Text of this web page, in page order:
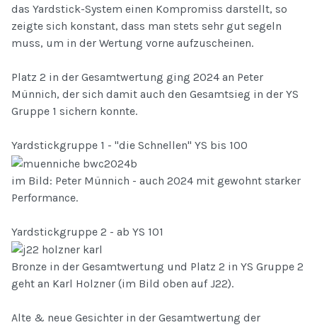
das Yardstick-System einen Kompromiss darstellt, so
zeigte sich konstant, dass man stets sehr gut segeln
muss, um in der Wertung vorne aufzuscheinen.
Platz 2 in der Gesamtwertung ging 2024 an Peter
Münnich, der sich damit auch den Gesamtsieg in der YS
Gruppe 1 sichern konnte.
Yardstickgruppe 1 - "die Schnellen" YS bis 100
im Bild: Peter Münnich - auch 2024 mit gewohnt starker
Performance.
Yardstickgruppe 2 - ab YS 101
Bronze in der Gesamtwertung und Platz 2 in YS Gruppe 2
geht an Karl Holzner (im Bild oben auf J22).
Alte & neue Gesichter in der Gesamtwertung der